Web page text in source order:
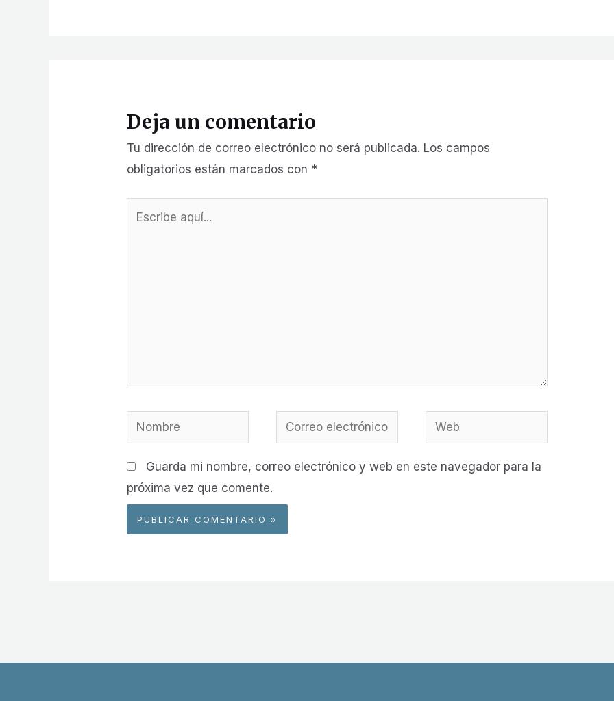
Deja un comentario
Tu dirección de correo electrónico no será publicada. Los campos
obligatorios están marcados con *
Nombre
Correo
electrónico
Web
Guarda mi nombre, correo electrónico y web en este navegador para la
próxima vez que comente.